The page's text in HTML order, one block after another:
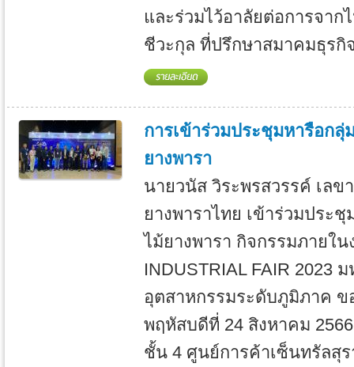
และร่วมไว้อาลัยต่อการจา
ชีวะกุล ที่ปรึกษาสมาคมธุรกิ
การเข้าร่วมประชุมหารือกลุ่
ยางพารา
นายวนัส วิระพรสวรรค์ เลข
ยางพาราไทย เข้าร่วมประ
ไม้ยางพารา กิจกรรมภายใน
INDUSTRIAL FAIR 2023
อุตสาหกรรมระดับภูมิภาค ข
พฤหัสบดีที่ 24 สิงหาคม
ชั้น 4 ศูนย์การค้าเซ็นทรัลสุร